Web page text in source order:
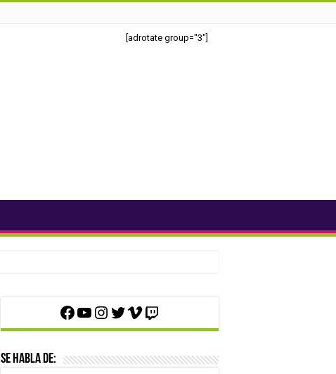
[adrotate group="3"]
Facebook
YouTube
Instagram
Twitter
VimeoTwitch
Se habla de: